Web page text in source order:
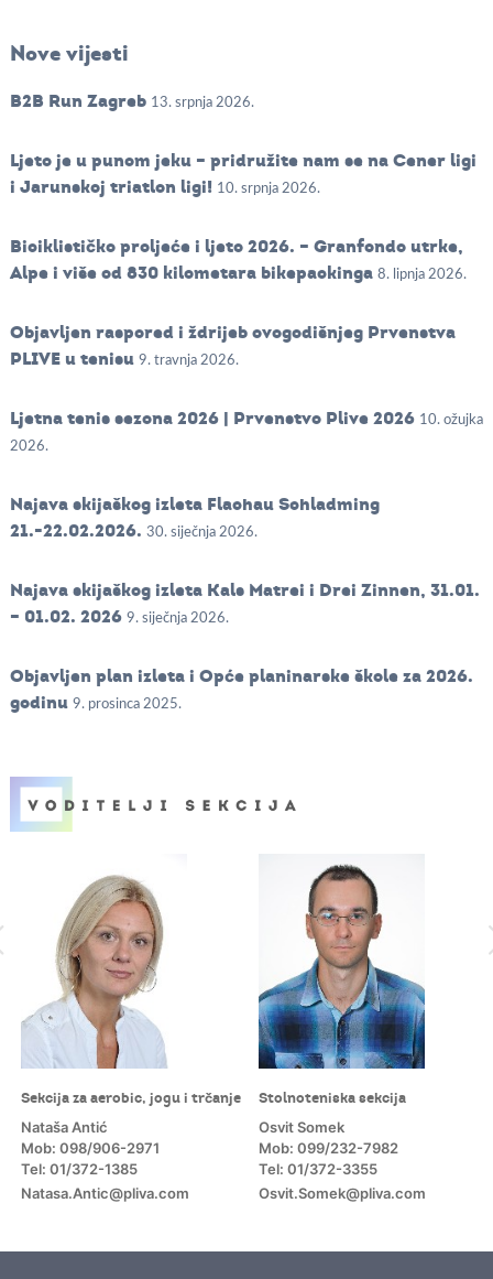
Nove vijesti
B2B Run Zagreb 13. srpnja 2026.
Ljeto je u punom jeku – pridružite nam se na Cener ligi
i Jarunskoj triatlon ligi! 10. srpnja 2026.
Biciklističko proljeće i ljeto 2026. – Granfondo utrke,
Alpe i više od 830 kilometara bikepackinga 8. lipnja 2026.
Objavljen raspored i ždrijeb ovogodišnjeg Prvenstva
PLIVE u tenisu 9. travnja 2026.
Ljetna tenis sezona 2026 | Prvenstvo Plive 2026 10. ožujka
2026.
Najava skijaškog izleta Flachau Schladming
21.-22.02.2026. 30. siječnja 2026.
Najava skijaškog izleta Kals Matrei i Drei Zinnen, 31.01.
– 01.02. 2026 9. siječnja 2026.
Objavljen plan izleta i Opće planinarske škole za 2026.
godinu 9. prosinca 2025.
Sekcija za aerobic, jogu i trčanje
Nataša Antić
Mob: 098/906-2971
Tel: 01/372-1385
Natasa.Antic@pliva.com
Stolnoteniska sekcija
Osvit Somek
Mob: 099/232-7982
Tel: 01/372-3355
Osvit.Somek@pliva.com